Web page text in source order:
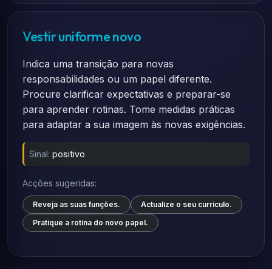
Vestir uniforme novo
Indica uma transição para novas
responsabilidades ou um papel diferente.
Procure clarificar expectativas e preparar-se
para aprender rotinas. Tome medidas práticas
para adaptar a sua imagem às novas exigências.
Sinal: positivo
Acções sugeridas:
Reveja as suas funções.
Actualize o seu currículo.
Pratique a rotina do novo papel.